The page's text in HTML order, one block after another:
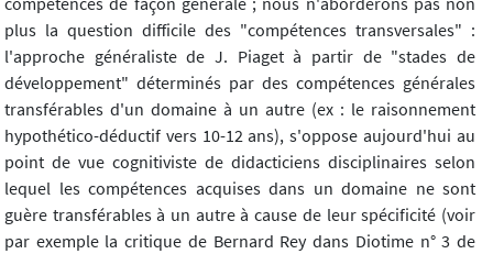
plus la question difficile des "compétences transversales" :
l'approche généraliste de J. Piaget à partir de "stades de
développement" déterminés par des compétences générales
transférables d'un domaine à un autre (ex : le raisonnement
hypothético-déductif vers 10-12 ans), s'oppose aujourd'hui au
point de vue cognitiviste de didacticiens disciplinaires selon
lequel les compétences acquises dans un domaine ne sont
guère transférables à un autre à cause de leur spécificité (voir
par exemple la critique de Bernard Rey dans Diotime n° 3 de